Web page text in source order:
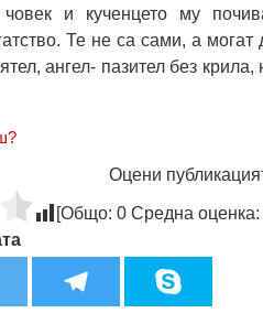
и кученцето му
Те не са сами, а могат
ангел- пазител без крила,
Оцени
[Общо: 0 Средна оценка: